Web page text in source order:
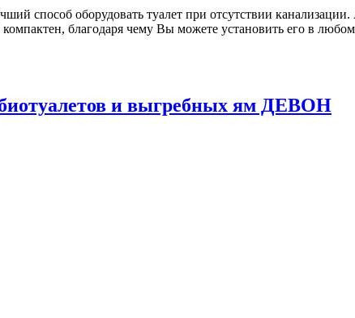
способ оборудовать туалет при отсутствии
благодаря чему Вы можете установить его в
и выгребных ям ДЕВОН